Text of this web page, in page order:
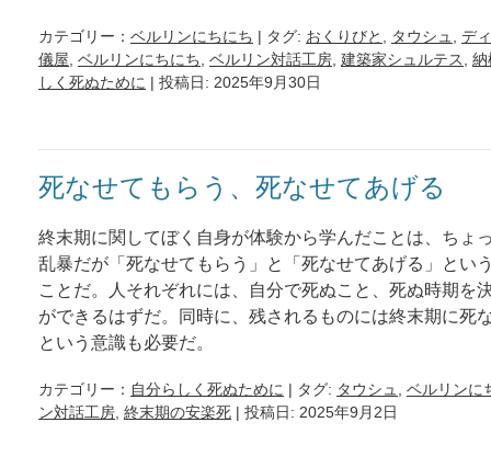
カテゴリー： ベルリンにちにち | タグ: おくりびと タウシュ
デ
儀屋 ベルリンにちにち ベルリン対話工房 建築家シュルテス
納
しく死ぬために | 投稿日: 2025年9月30日
死なせてもらう、死なせてあげる
終末期に関してぼく自身が体験から学んだことは、ちょ
乱暴だが「死なせてもらう」と「死なせてあげる」とい
ことだ。人それぞれには、自分で死ぬこと、死ぬ時期を
ができるはずだ。同時に、残されるものには終末期に死
という意識も必要だ。
カテゴリー： 自分らしく死ぬために | タグ: タウシュ
ベルリンに
ン対話工房 終末期の安楽死 | 投稿日: 2025年9月2日